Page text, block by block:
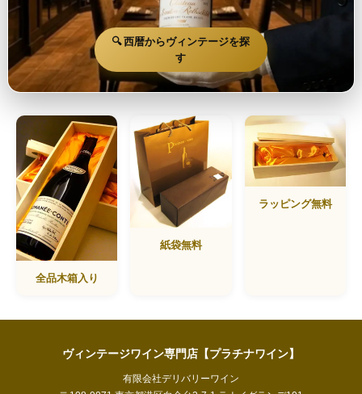
🔍 西暦からヴィンテージを探
す
全品木箱入り
紙袋無料
ラッピング無料
ヴィンテージワイン専門店【プラチナワイン】
有限会社デリバリーワイン